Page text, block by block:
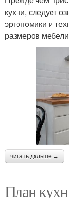
кухни, следует
эргономики и
размеров
читать дальше →
План